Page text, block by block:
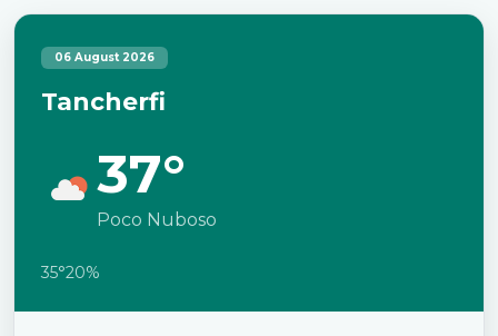
06 August 2026
Tancherfi
37°
Poco Nuboso
35°20%